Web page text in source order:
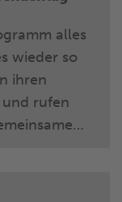
mal ehrlich:
der Liebe.“
alles
wieder so
ihren
rufen
sich